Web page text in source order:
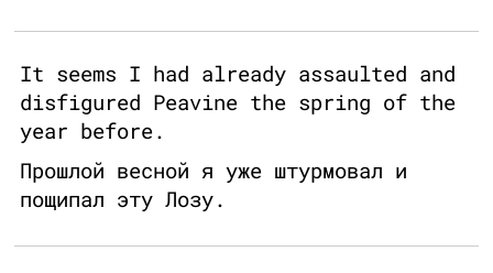
It seems I had already assaulted and
disfigured Peavine the spring of the
year before.
Прошлой весной я уже штурмовал и
пощипал эту Лозу.